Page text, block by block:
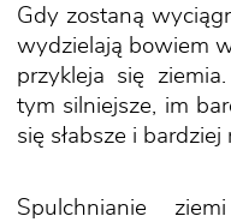
Gdy zostaną
wydzielają bowiem
przykleja się
tym silniejsze, im
się słabsze i
Spulchnianie